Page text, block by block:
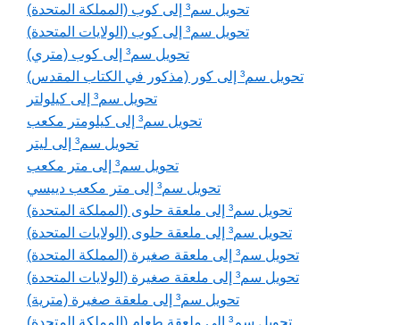
تحويل سم³ إلى كوب (المملكة المتحدة)
تحويل سم³ إلى كوب (الولايات المتحدة)
تحويل سم³ إلى كوب (متري)
تحويل سم³ إلى كور (مذكور في الكتاب المقدس)
تحويل سم³ إلى كيلولتر
تحويل سم³ إلى كيلومتر مكعب
تحويل سم³ إلى ليتر
تحويل سم³ إلى متر مكعب
تحويل سم³ إلى متر مكعب دييسي
تحويل سم³ إلى ملعقة حلوى (المملكة المتحدة)
تحويل سم³ إلى ملعقة حلوى (الولايات المتحدة)
تحويل سم³ إلى ملعقة صغيرة (المملكة المتحدة)
تحويل سم³ إلى ملعقة صغيرة (الولايات المتحدة)
تحويل سم³ إلى ملعقة صغيرة (مترية)